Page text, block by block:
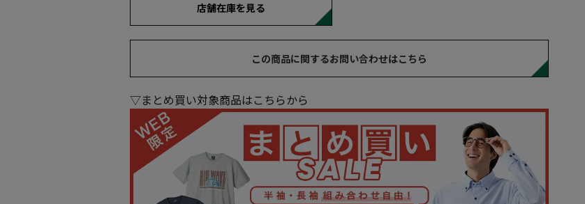
店舗在庫を見る
この商品に関するお問い合わせはこちら
▽まとめ買い対象商品はこちらから